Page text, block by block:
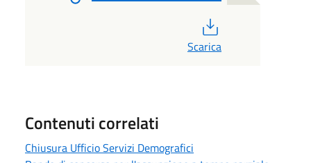
Scarica
Contenuti correlati
Chiusura Ufficio Servizi Demografici